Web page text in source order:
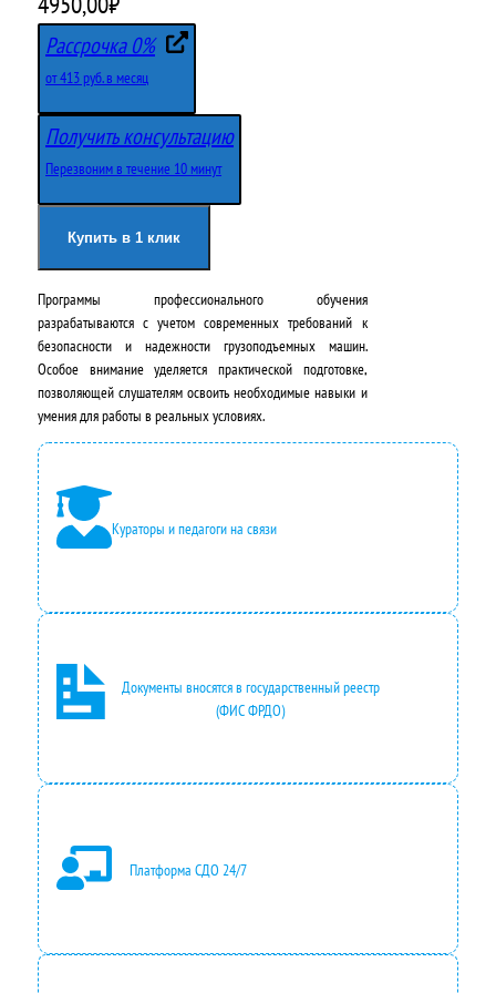
Рассрочка 0%
от 413 руб. в месяц
Получить консультацию
Перезвоним в течение 10 минут
Купить в 1 клик
Программы профессионального обучения
разрабатываются с учетом современных требований к
безопасности и надежности грузоподъемных машин.
Особое внимание уделяется практической подготовке,
позволяющей слушателям освоить необходимые навыки и
умения для работы в реальных условиях.
Кураторы и педагоги на связи
Документы вносятся в государственный реестр
(ФИС ФРДО)
Платформа СДО 24/7